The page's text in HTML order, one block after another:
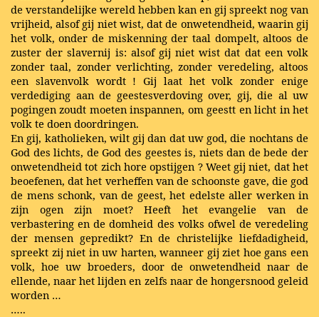
de verstandelijke wereld hebben kan en gij spreekt nog van
vrijheid, alsof gij niet wist, dat de onwetendheid, waarin gij
het volk, onder de miskenning der taal dompelt, altoos de
zuster der slavernij is: alsof gij niet wist dat dat een volk
zonder taal, zonder verlichting, zonder veredeling, altoos
een slavenvolk wordt ! Gij laat het volk zonder enige
verdediging aan de geestesverdoving over, gij, die al uw
pogingen zoudt moeten inspannen, om geestt en licht in het
volk te doen doordringen.
En gij, katholieken, wilt gij dan dat uw god, die nochtans de
God des lichts, de God des geestes is, niets dan de bede der
onwetendheid tot zich hore opstijgen ? Weet gij niet, dat het
beoefenen, dat het verheffen van de schoonste gave, die god
de mens schonk, van de geest, het edelste aller werken in
zijn ogen zijn moet? Heeft het evangelie van de
verbastering en de domheid des volks ofwel de veredeling
der mensen gepredikt? En de christelijke liefdadigheid,
spreekt zij niet in uw harten, wanneer gij ziet hoe gans een
volk, hoe uw broeders, door de onwetendheid naar de
ellende, naar het lijden en zelfs naar de hongersnood geleid
worden …
…..